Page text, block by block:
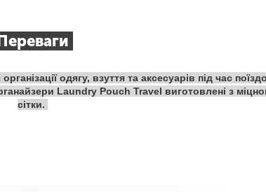
одягу, взуття та аксесуарів під час
Laundry Pouch Travel виготовлені з
сітки.